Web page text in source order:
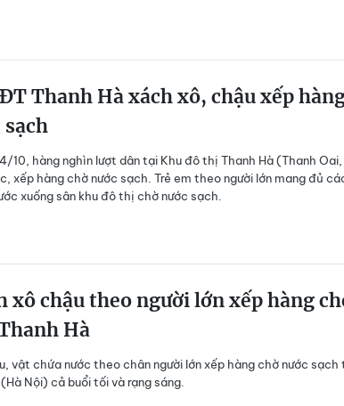
Thanh Hà xách xô, chậu xếp
sạch
10, hàng nghìn lượt dân tại Khu đô thị Thanh Hà (Thanh Oai,
xếp hàng chờ nước sạch. Trẻ em theo người lớn mang đủ
xuống sân khu đô thị chờ nước sạch.
xô chậu theo người lớn xếp hàng
Hà
vật chứa nước theo chân người lớn xếp hàng chờ nước sạch
Nội) cả buổi tối và rạng sáng.